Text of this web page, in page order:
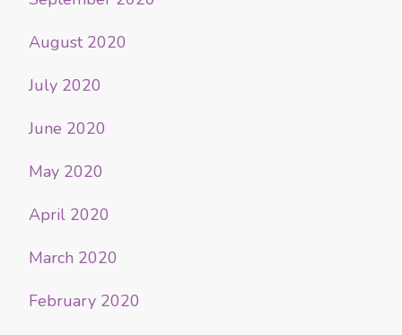
August 2020
July 2020
June 2020
May 2020
April 2020
March 2020
February 2020